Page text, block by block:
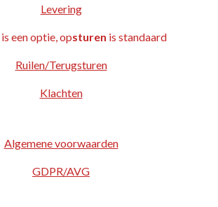
Levering
is een optie, opsturen is standaard
Ruilen/Terugsturen
Klachten
Algemene voorwaarden
GDPR/AVG